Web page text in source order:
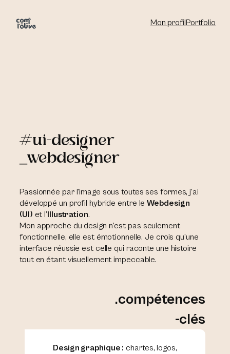
contenu
Mon profilPortfolio
#ui-designer
_webdesigner
Passionnée par l’image sous toutes ses formes, j’ai
développé un profil hybride entre leWebdesign
(UI) et l’Illustration.
Mon approche du design n’est pas seulement
fonctionnelle, elle est émotionnelle. Je crois qu’une
interface réussie est celle qui raconte une histoire
tout en étant visuellement impeccable.
.compétences
-clés
Design graphique : chartes, logos,